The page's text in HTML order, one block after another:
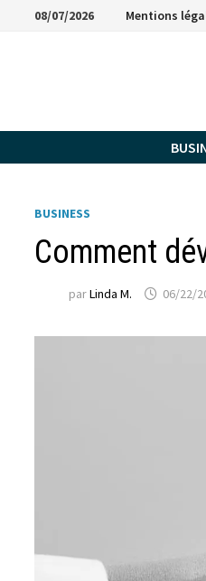
Passer08/07/2026 Mentions
BUSINESS
Comment
parLinda M. 06/22/